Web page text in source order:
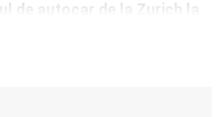
de autocar de la Zurich la